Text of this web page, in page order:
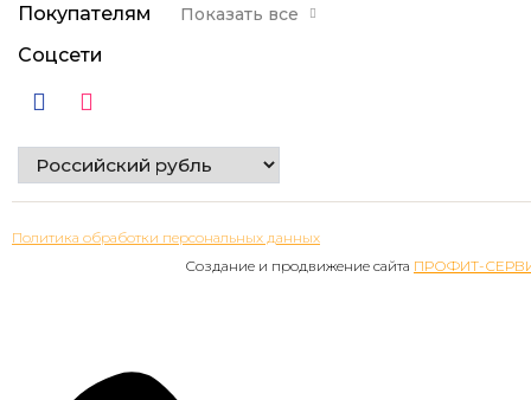
Покупателям Показать все
Соцсети
Политика обработки персональных данных
Создание и продвижение сайта ПРОФИТ-